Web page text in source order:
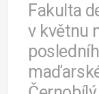
Fakulta
v květnu